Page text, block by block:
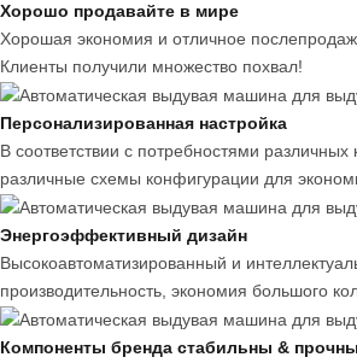
Хорошо продавайте в мире
Хорошая экономия и отличное
Клиенты получили множество похвал!
Персонализированная настройка
В соответствии с потребностями различных
различные схемы конфигурации для
Энергоэффективный дизайн
Высокоавтоматизированный и
производительность, экономия большого
Компоненты бренда стабильны &